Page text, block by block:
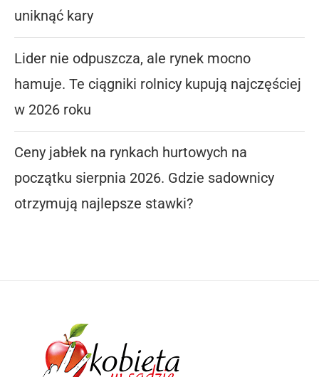
uniknąć kary
Lider nie odpuszcza, ale rynek mocno
hamuje. Te ciągniki rolnicy kupują najczęściej
w 2026 roku
Ceny jabłek na rynkach hurtowych na
początku sierpnia 2026. Gdzie sadownicy
otrzymują najlepsze stawki?